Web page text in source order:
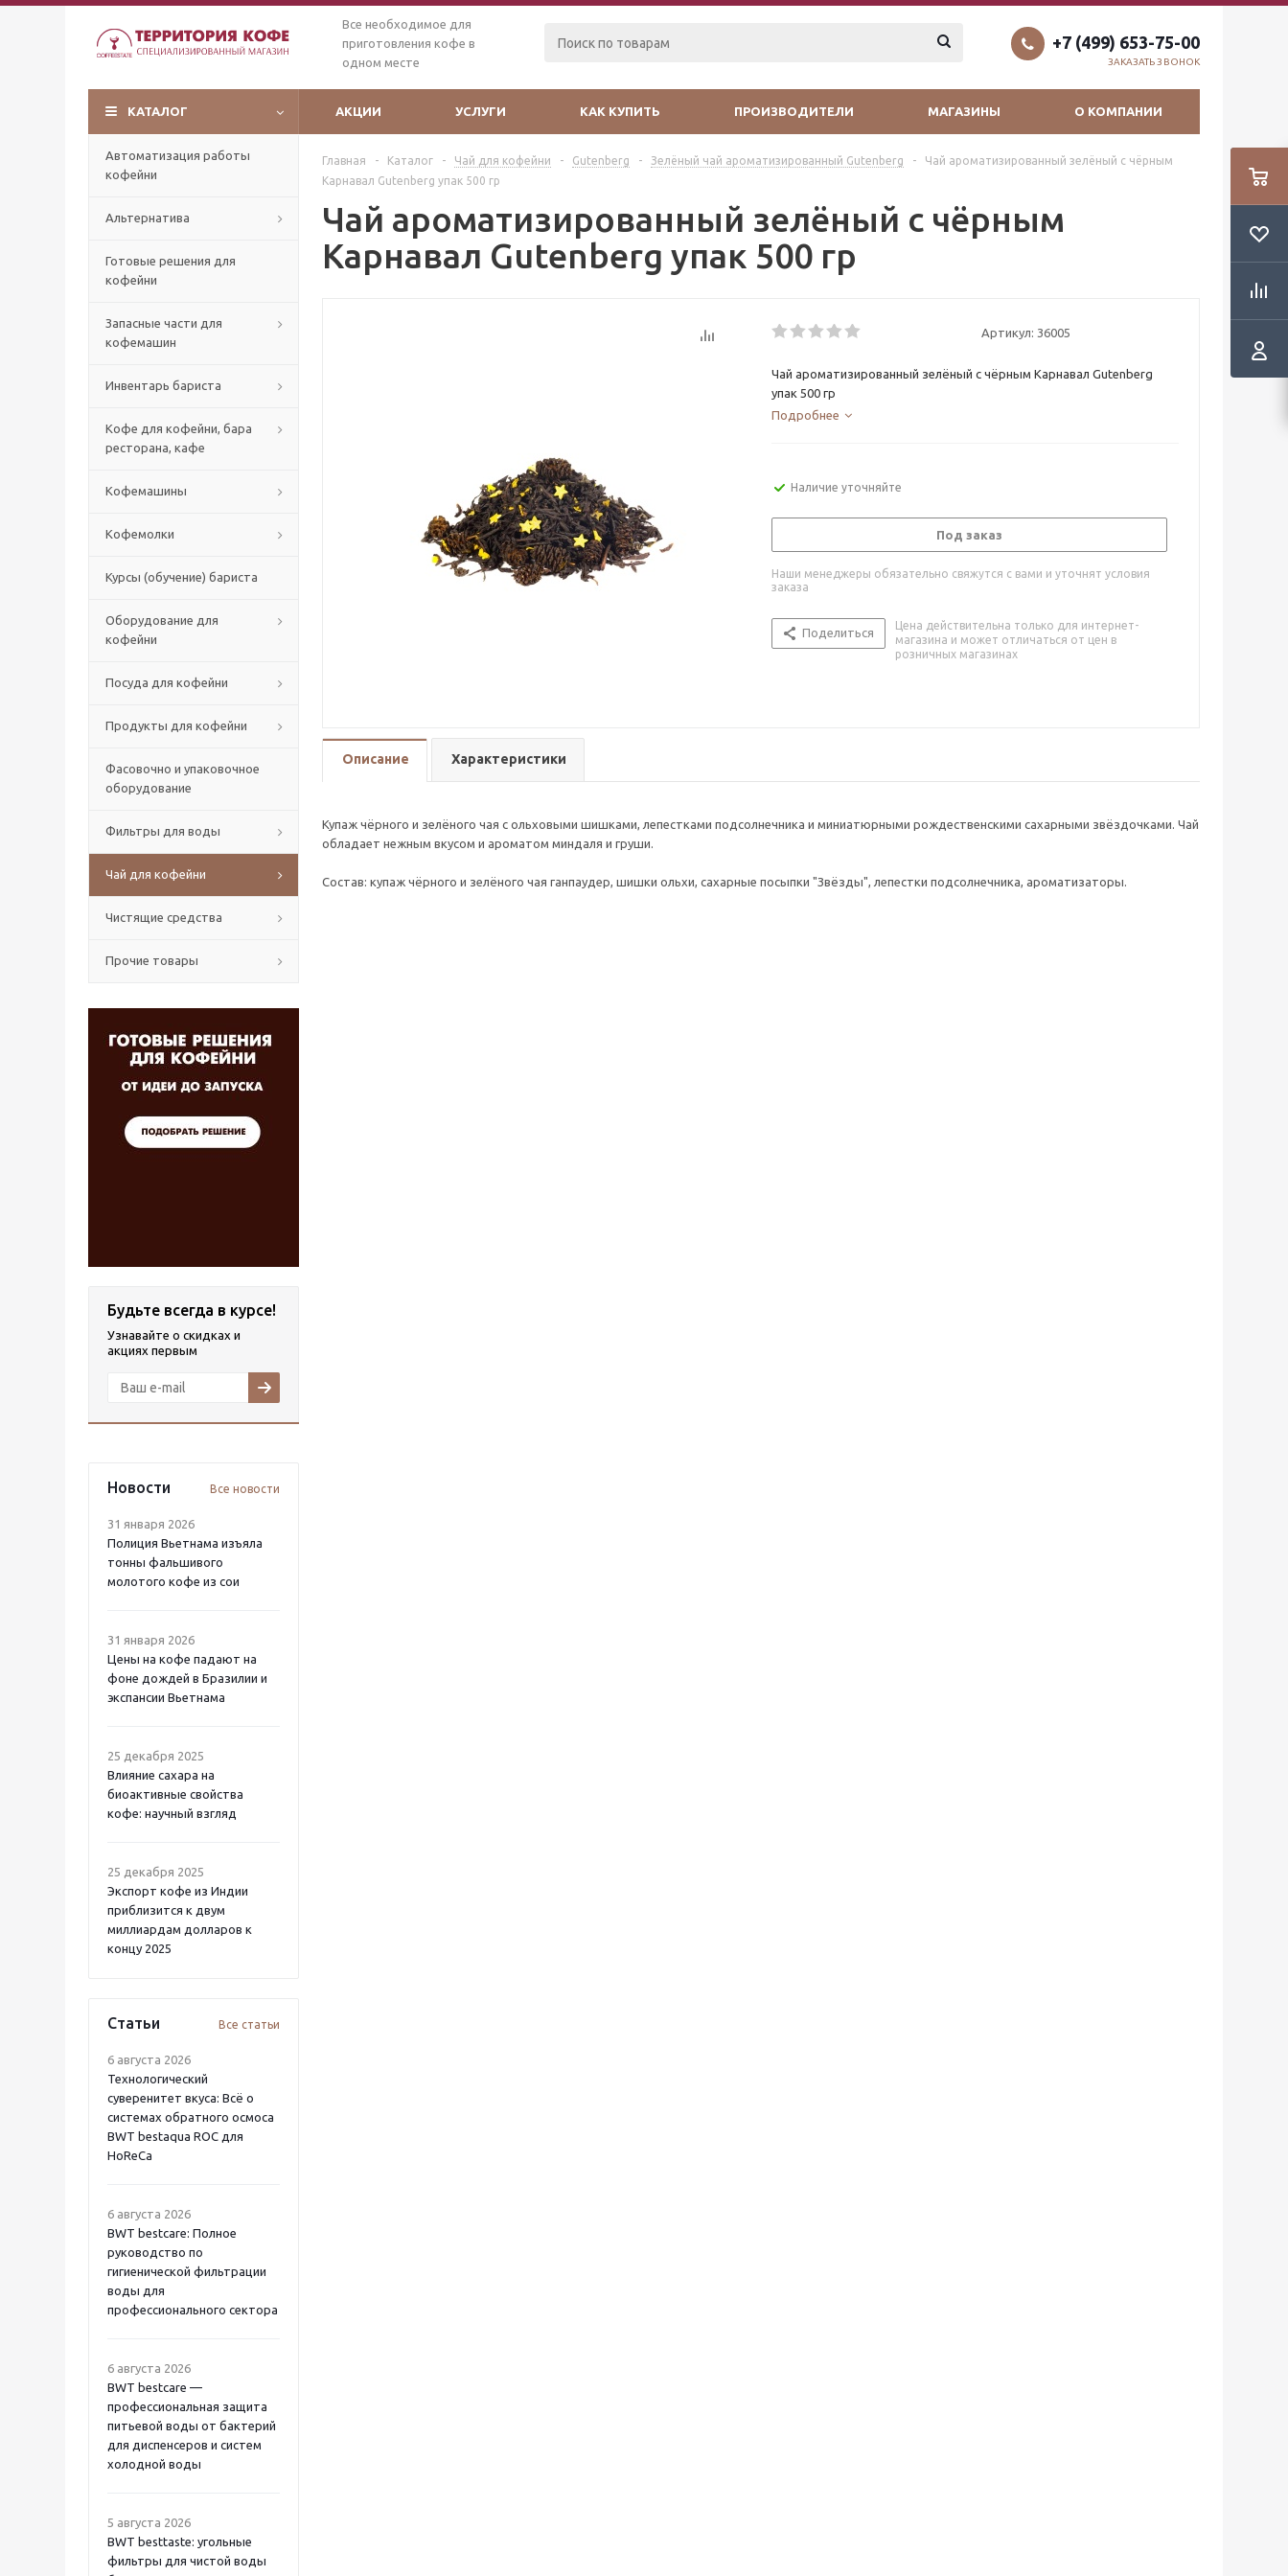
Все необходимое для
приготовления кофе в
одном месте
+7 (499) 653-75-00
ЗАКАЗАТЬ ЗВОНОК
КАТАЛОГ АКЦИИ УСЛУГИ КАК КУПИТЬ ПРОИЗВОДИТЕЛИ МАГАЗИНЫ О КОМПАНИИ
Автоматизация работы
кофейни
Альтернатива
Готовые решения для
кофейни
Запасные части для
кофемашин
Инвентарь бариста
Кофе для кофейни, бара
ресторана, кафе
Кофемашины
Кофемолки
Курсы (обучение) бариста
Оборудование для
кофейни
Посуда для кофейни
Продукты для кофейни
Фасовочно и упаковочное
оборудование
Фильтры для воды
Чай для кофейни
Чистящие средства
Прочие товары
Будьте всегда в курсе!
Узнавайте о скидках и
акциях первым
Новости Все новости
31 января 2026
Полиция Вьетнама изъяла
тонны фальшивого
молотого кофе из сои
31 января 2026
Цены на кофе падают на
фоне дождей в Бразилии и
экспансии Вьетнама
25 декабря 2025
Влияние сахара на
биоактивные свойства
кофе: научный взгляд
25 декабря 2025
Экспорт кофе из Индии
приблизится к двум
миллиардам долларов к
концу 2025
Статьи Все статьи
6 августа 2026
Технологический
суверенитет вкуса: Всё о
системах обратного осмоса
BWT bestaqua ROC для
HoReCa
6 августа 2026
BWT bestcare: Полное
руководство по
гигиенической фильтрации
воды для
профессионального сектора
6 августа 2026
BWT bestcare —
профессиональная защита
питьевой воды от бактерий
для диспенсеров и систем
холодной воды
5 августа 2026
BWT besttaste: угольные
фильтры для чистой воды
Главная - Каталог - Чай для кофейни - Gutenberg - Зелёный чай ароматизированный Gutenberg -
Чай ароматизированный зелёный с чёрным
Карнавал Gutenberg упак 500 гр
Чай ароматизированный зелёный с чёрным
Карнавал Gutenberg упак 500 гр
Артикул: 36005
Чай ароматизированный зелёный с чёрным Карнавал Gutenberg
упак 500 гр
Подробнее
Наличие уточняйте
Под заказ
Наши менеджеры обязательно свяжутся с вами и уточнят условия
заказа
Поделиться
Цена действительна только для интернет-
магазина и может отличаться от цен в
розничных магазинах
Описание Характеристики
Купаж чёрного и зелёного чая с ольховыми шишками, лепестками подсолнечника и миниатюрными рождественскими сахарными звёздочками. Чай
обладает нежным вкусом и ароматом миндаля и груши.
Состав: купаж чёрного и зелёного чая ганпаудер, шишки ольхи, сахарные посыпки "Звёзды", лепестки подсолнечника, ароматизаторы.